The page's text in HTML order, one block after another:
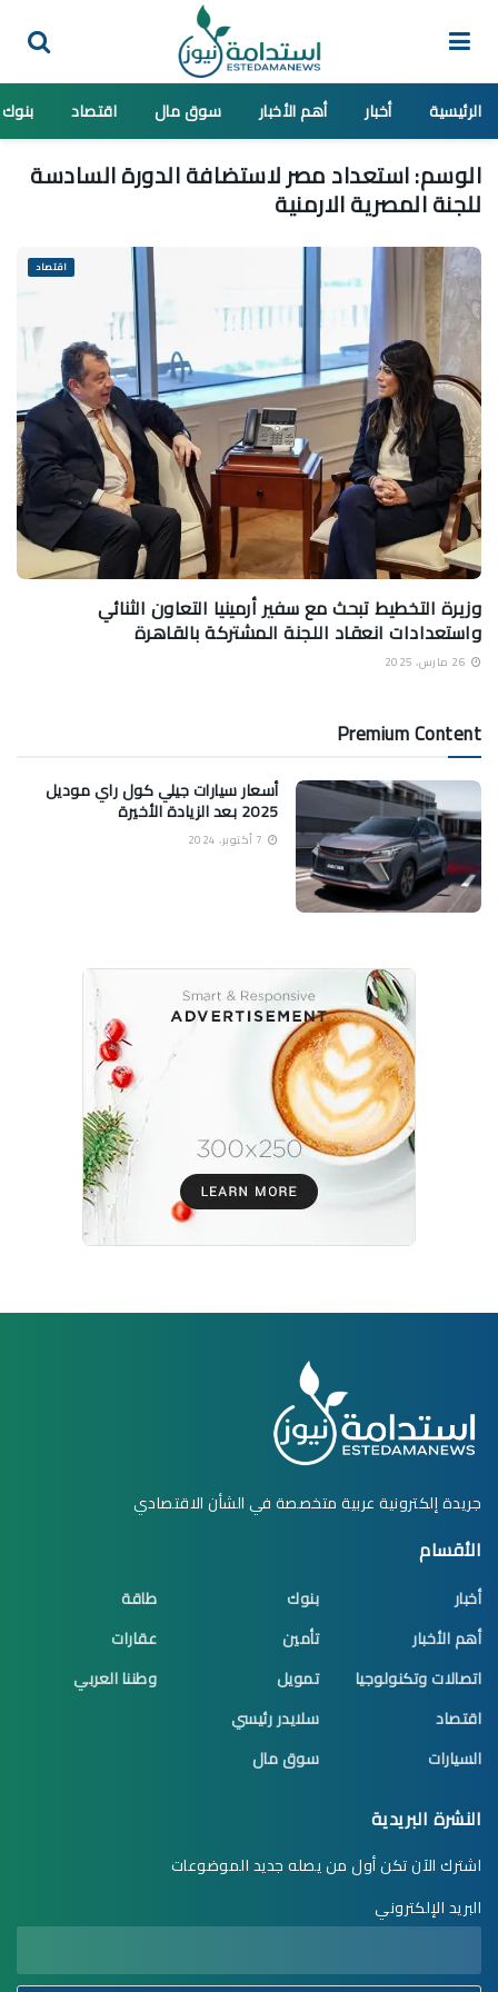
الرئيسية أخبار أهم الأخبار سوق مال اقتصاد بنوك
الوسم:استعداد مصر لاستضافة الدورة السادسة
للجنة المصرية الارمنية
اقتصاد
وزيرة التخطيط تبحث مع سفير أرمينيا التعاون الثنائي
واستعدادات انعقاد اللجنة المشتركة بالقاهرة
Premium Content
أسعار سيارات جيلي كول راي موديل
2025 بعد الزيادة الأخيرة
جريدة إلكترونية عربية متخصصة في الشأن الاقتصادي
الأقسام
أخبار
أهم الأخبار
اتصالات وتكنولوجيا
اقتصاد
السيارات
بنوك
تأمين
تمويل
سلايدر رئيسي
سوق مال
طاقة
عقارات
وطننا العربي
النشرة البريدية
اشترك الآن تكن أول من يصله جديد الموضوعات
البريد الإلكتروني